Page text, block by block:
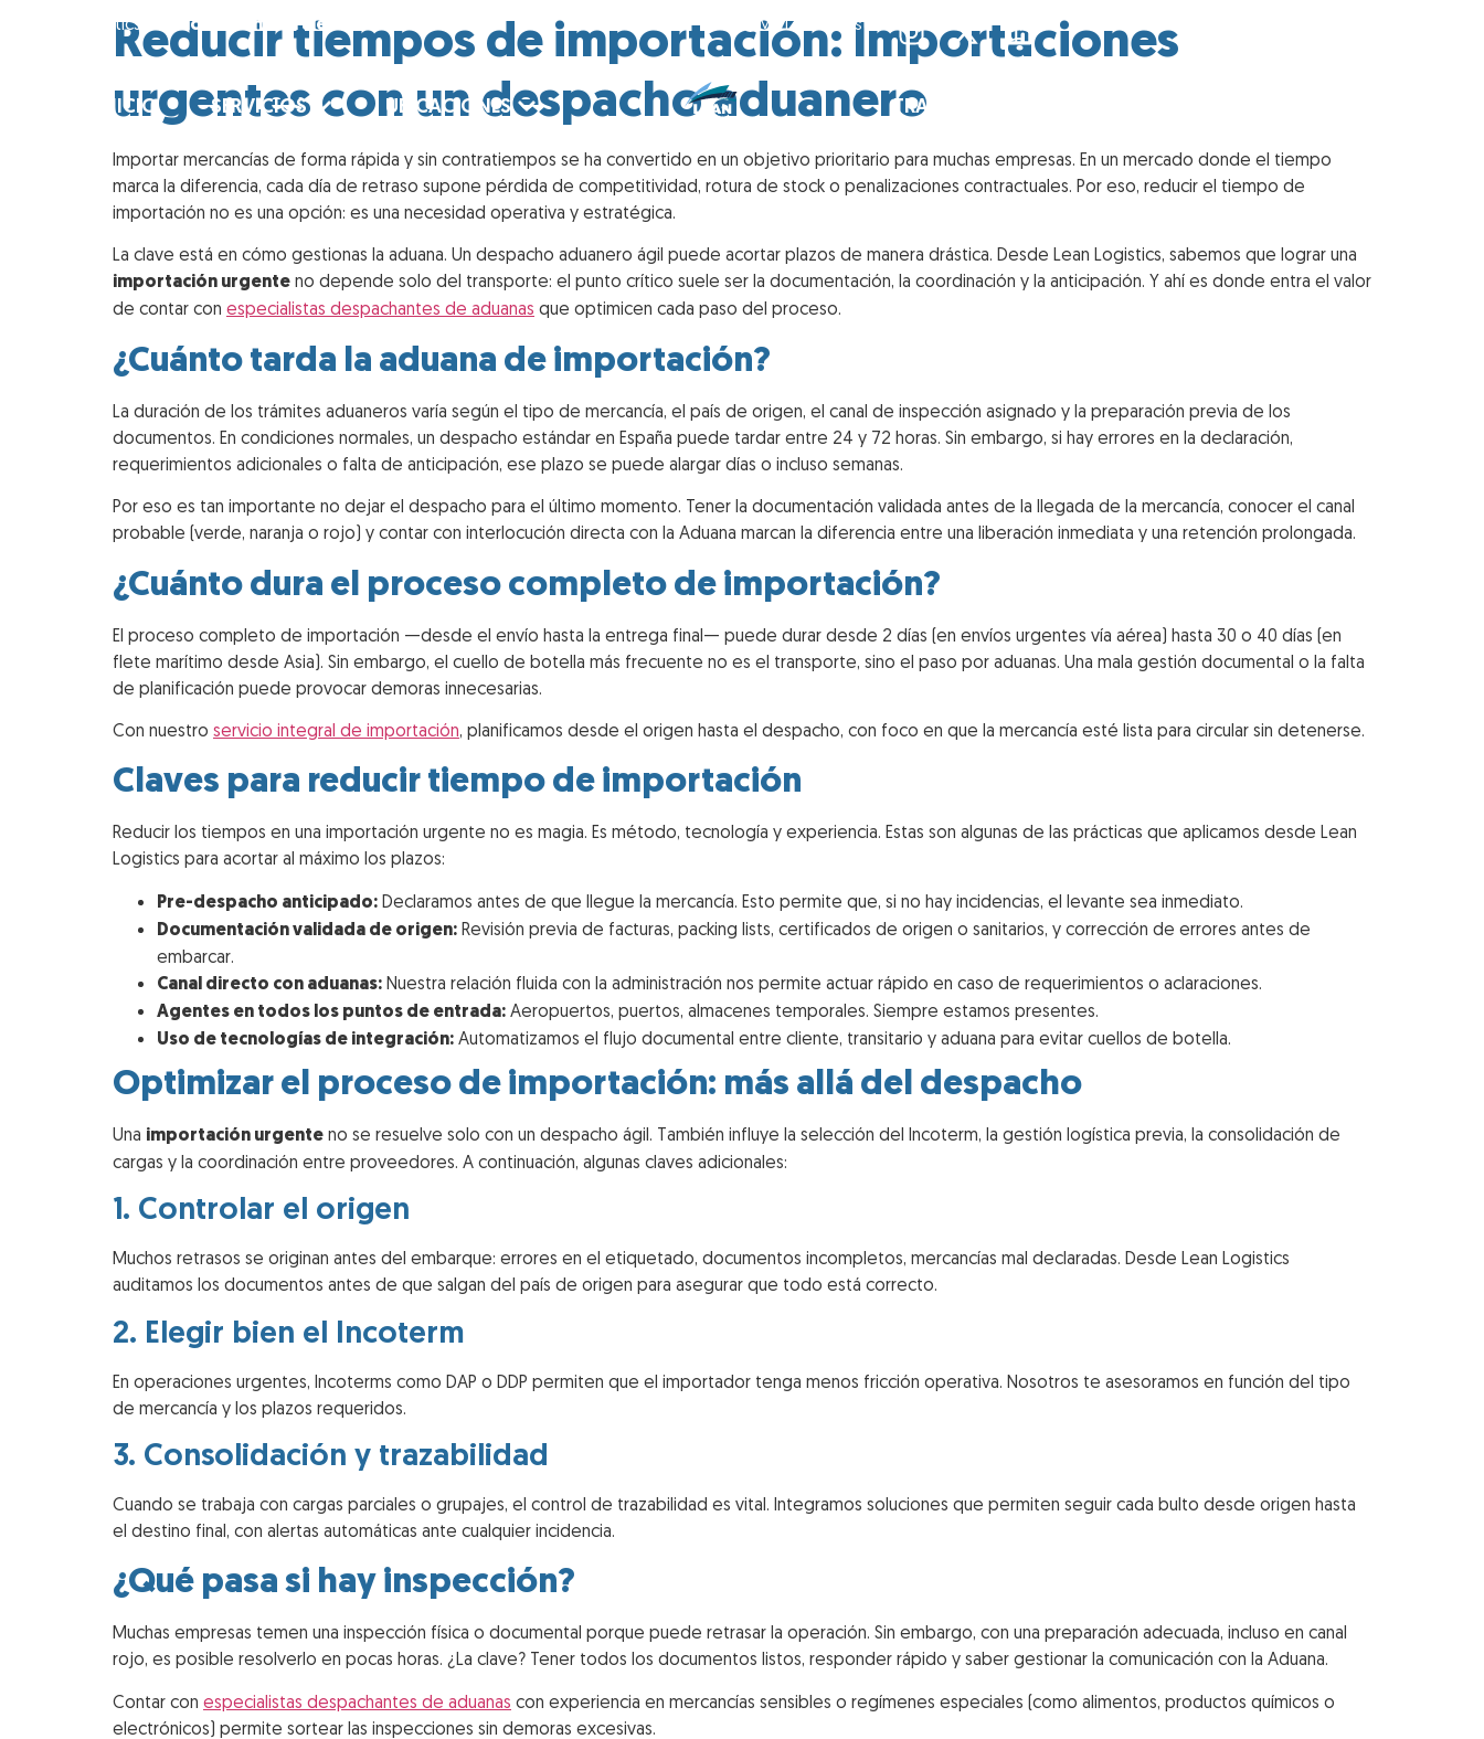
Lean Logistics · Soluciones integrales My Lean Logistics
INICIO SERVICIOS UBICACIONES TRANSITARIOS
Reducir tiempos de importación: Importaciones
urgentes con un despacho aduanero
Importar mercancías de forma rápida y sin contratiempos se ha convertido en un objetivo prioritario para muchas empresas. En un mercado donde el tiempo
marca la diferencia, cada día de retraso supone pérdida de competitividad, rotura de stock o penalizaciones contractuales. Por eso, reducir el tiempo de
importación no es una opción: es una necesidad operativa y estratégica.
La clave está en cómo gestionas la aduana. Un despacho aduanero ágil puede acortar plazos de manera drástica. Desde Lean Logistics, sabemos que lograr una
importación urgente no depende solo del transporte: el punto crítico suele ser la documentación, la coordinación y la anticipación. Y ahí es donde entra el valor
de contar con especialistas despachantes de aduanas que optimicen cada paso del proceso.
¿Cuánto tarda la aduana de importación?
La duración de los trámites aduaneros varía según el tipo de mercancía, el país de origen, el canal de inspección asignado y la preparación previa de los
documentos. En condiciones normales, un despacho estándar en España puede tardar entre 24 y 72 horas. Sin embargo, si hay errores en la declaración,
requerimientos adicionales o falta de anticipación, ese plazo se puede alargar días o incluso semanas.
Por eso es tan importante no dejar el despacho para el último momento. Tener la documentación validada antes de la llegada de la mercancía, conocer el canal
probable (verde, naranja o rojo) y contar con interlocución directa con la Aduana marcan la diferencia entre una liberación inmediata y una retención prolongada.
¿Cuánto dura el proceso completo de importación?
El proceso completo de importación —desde el envío hasta la entrega final— puede durar desde 2 días (en envíos urgentes vía aérea) hasta 30 o 40 días (en
flete marítimo desde Asia). Sin embargo, el cuello de botella más frecuente no es el transporte, sino el paso por aduanas. Una mala gestión documental o la falta
de planificación puede provocar demoras innecesarias.
Con nuestro servicio integral de importación, planificamos desde el origen hasta el despacho, con foco en que la mercancía esté lista para circular sin detenerse.
Claves para reducir tiempo de importación
Reducir los tiempos en una importación urgente no es magia. Es método, tecnología y experiencia. Estas son algunas de las prácticas que aplicamos desde Lean
Logistics para acortar al máximo los plazos:
Pre-despacho anticipado: Declaramos antes de que llegue la mercancía. Esto permite que, si no hay incidencias, el levante sea inmediato.
Documentación validada de origen: Revisión previa de facturas, packing lists, certificados de origen o sanitarios, y corrección de errores antes de
embarcar.
Canal directo con aduanas: Nuestra relación fluida con la administración nos permite actuar rápido en caso de requerimientos o aclaraciones.
Agentes en todos los puntos de entrada: Aeropuertos, puertos, almacenes temporales. Siempre estamos presentes.
Uso de tecnologías de integración: Automatizamos el flujo documental entre cliente, transitario y aduana para evitar cuellos de botella.
Optimizar el proceso de importación: más allá del despacho
Una importación urgente no se resuelve solo con un despacho ágil. También influye la selección del Incoterm, la gestión logística previa, la consolidación de
cargas y la coordinación entre proveedores. A continuación, algunas claves adicionales:
1. Controlar el origen
Muchos retrasos se originan antes del embarque: errores en el etiquetado, documentos incompletos, mercancías mal declaradas. Desde Lean Logistics
auditamos los documentos antes de que salgan del país de origen para asegurar que todo está correcto.
2. Elegir bien el Incoterm
En operaciones urgentes, Incoterms como DAP o DDP permiten que el importador tenga menos fricción operativa. Nosotros te asesoramos en función del tipo
de mercancía y los plazos requeridos.
3. Consolidación y trazabilidad
Cuando se trabaja con cargas parciales o grupajes, el control de trazabilidad es vital. Integramos soluciones que permiten seguir cada bulto desde origen hasta
el destino final, con alertas automáticas ante cualquier incidencia.
¿Qué pasa si hay inspección?
Muchas empresas temen una inspección física o documental porque puede retrasar la operación. Sin embargo, con una preparación adecuada, incluso en canal
rojo, es posible resolverlo en pocas horas. ¿La clave? Tener todos los documentos listos, responder rápido y saber gestionar la comunicación con la Aduana.
Contar con especialistas despachantes de aduanas con experiencia en mercancías sensibles o regímenes especiales (como alimentos, productos químicos o
electrónicos) permite sortear las inspecciones sin demoras excesivas.